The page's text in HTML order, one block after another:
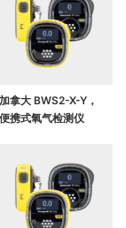
加拿大 BWS2-X-Y，
便携式氧气检测仪